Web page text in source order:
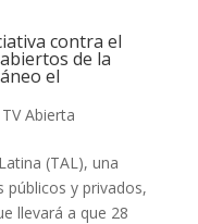
contra el
de la
el
TV Abierta
(TAL), una
públicos y privados,
llevará a que 28